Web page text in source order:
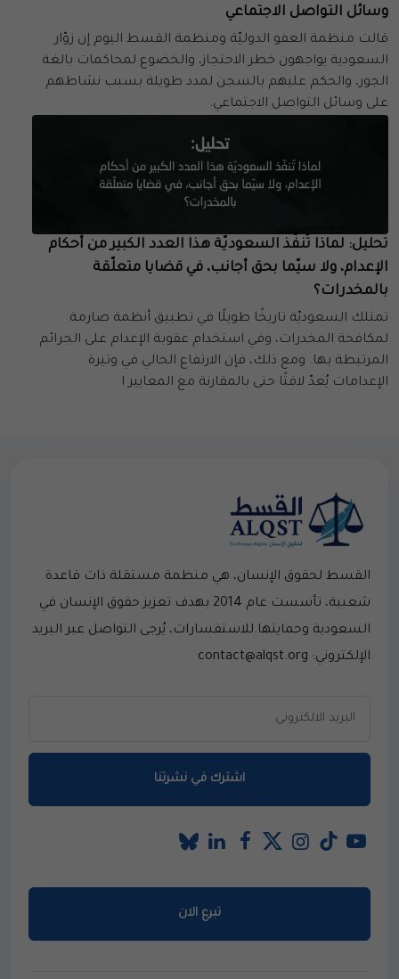
وسائل التواصل الاجتماعي
قالت منظمة العفو الدوليّة ومنظمة القسط اليوم إن زوّار
السعودية يواجهون خطر الاحتجاز، والخضوع لمحاكمات بالغة
الجور، والحكم عليهم بالسجن لمدد طويلة بسبب نشاطهم
على وسائل التواصل الاجتماعي.
تحليل: لماذا تُنفّذ السعوديّة هذا العدد الكبير من أحكام
الإعدام، ولا سيّما بحق أجانب، في قضايا متعلّقة
بالمخدرات؟
تمتلك السعوديّة تاريخًا طويلًا في تطبيق أنظمة صارمة
لمكافحة المخدرات، وفي استخدام عقوبة الإعدام على الجرائم
المرتبطة بها. ومع ذلك، فإن الارتفاع الحالي في وتيرة
الإعدامات يُعدّ لافتًا حتى بالمقارنة مع المعايير ا
القسط لحقوق الإنسان، هي منظمة مستقلة ذات قاعدة
شعبية، تأسست عام 2014 بهدف تعزيز حقوق الإنسان في
السعودية وحمايتها.للاستفسارات، يُرجى التواصل عبر البريد
الإلكتروني: contact@alqst.org
اشترك في نشرتنا
تبرع الان